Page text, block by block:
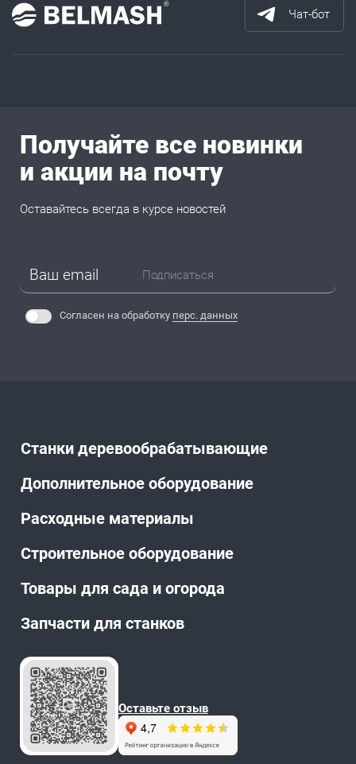
Чат-бот
Станки деревообрабатывающие
Дополнительное оборудование
Расходные материалы
Строительное оборудование
Товары для сада и огорода
Запчасти для станков
Оставьте отзыв
Получайте все новинки
и акции на почту
Оставайтесь всегда в курсе новостей
Подписаться
Согласен на обработку перс. данных